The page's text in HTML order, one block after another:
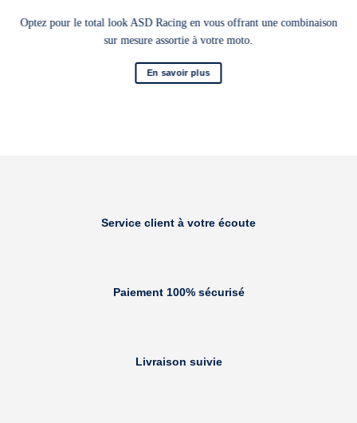
Optez pour le total look ASD Racing en vous offrant une combinaison
sur mesure assortie à votre moto.
En savoir plus
Service client à votre écoute
Paiement 100% sécurisé
Livraison suivie